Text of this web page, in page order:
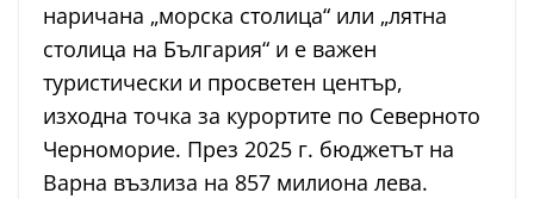
наричана „морска столица“ или „лятна
столица на България“ и е важен
туристически и просветен център,
изходна точка за курортите по Северното
Черноморие. През 2025 г. бюджетът на
Варна възлиза на 857 милиона лева.